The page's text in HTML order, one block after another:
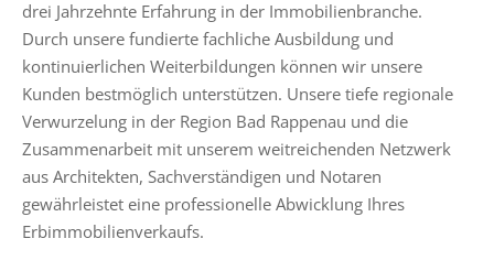
drei Jahrzehnte Erfahrung in der Immobilienbranche.
Durch unsere fundierte fachliche Ausbildung und
kontinuierlichen Weiterbildungen können wir unsere
Kunden bestmöglich unterstützen. Unsere tiefe regionale
Verwurzelung in der Region Bad Rappenau und die
Zusammenarbeit mit unserem weitreichenden Netzwerk
aus Architekten, Sachverständigen und Notaren
gewährleistet eine professionelle Abwicklung Ihres
Erbimmobilienverkaufs.